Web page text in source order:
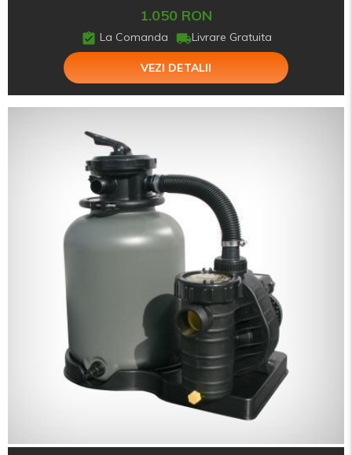
1.050 RON
La Comanda Livrare Gratuita
VEZI DETALII